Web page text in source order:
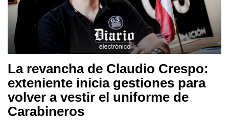
La revancha de Claudio Crespo:
exteniente inicia gestiones para
volver a vestir el uniforme de
Carabineros